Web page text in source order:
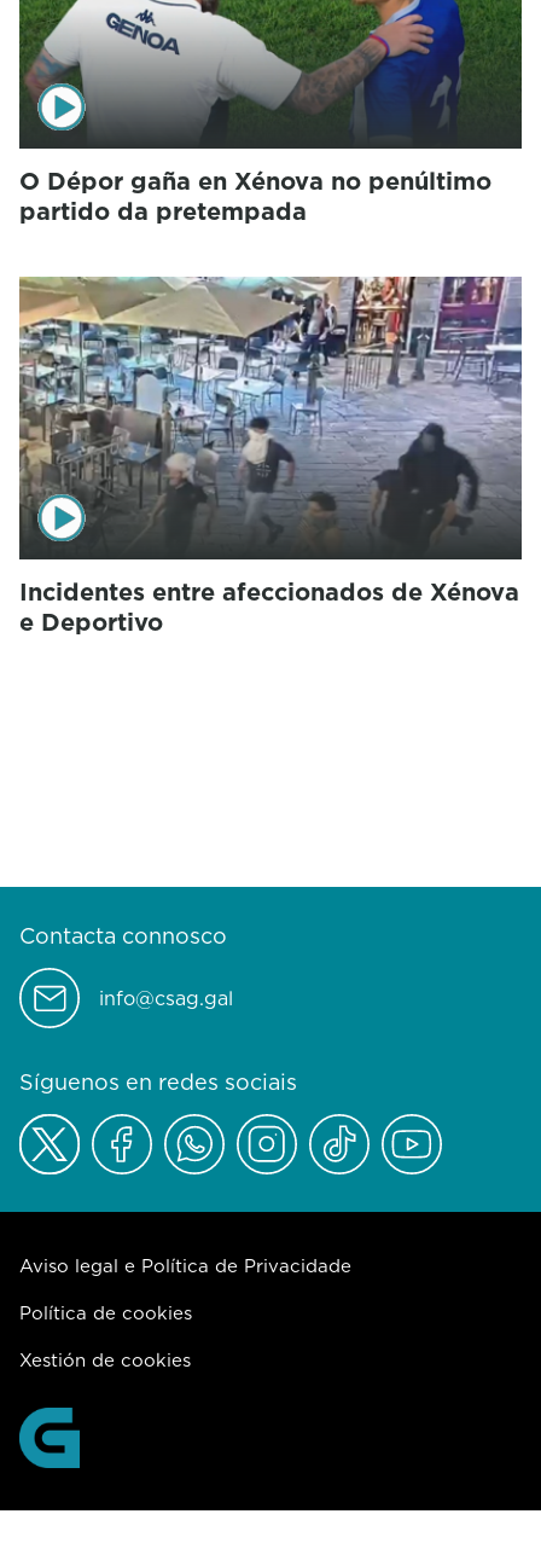
O Dépor gaña en Xénova no penúltimo
partido da pretempada
Incidentes entre afeccionados de Xénova
e Deportivo
Contacta connosco
info@csag.gal
Síguenos en redes sociais
Aviso legal e Política de Privacidade
Política de cookies
Xestión de cookies